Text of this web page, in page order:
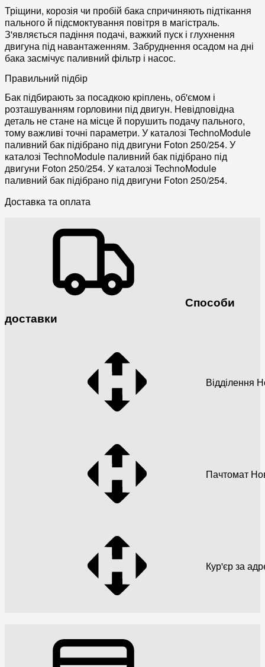
Тріщини, корозія чи пробій бака спричиняють підтікання
пального й підсмоктування повітря в магістраль.
З'являється падіння подачі, важкий пуск і глухнення
двигуна під навантаженням. Забруднення осадом на дні
бака засмічує паливний фільтр і насос.
Правильний підбір
Бак підбирають за посадкою кріплень, об'ємом і
розташуванням горловини під двигун. Невідповідна
деталь не стане на місце й порушить подачу пального,
тому важливі точні параметри. У каталозі TechnoModule
паливний бак підібрано під двигуни Foton 250/254. У
каталозі TechnoModule паливний бак підібрано під
двигуни Foton 250/254. У каталозі TechnoModule
паливний бак підібрано під двигуни Foton 250/254.
Доставка та оплата
Способи
доставки
Відділення
Пачтомат
Кур'єр за